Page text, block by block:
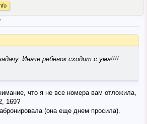
Иначе ребенок сходит с ума!!!!
что я не все номера вам отложила,
169?
(она еще днем просила).